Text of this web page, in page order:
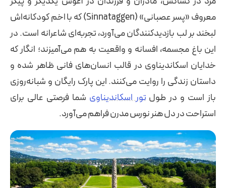
معروف «پسر عصبانی» (Sinnataggen) که با اخم کودکانه‌اش
لبخند بر لب بازدیدکنندگان می‌آورد، تجربه‌ای شاعرانه است. در
این باغ مجسمه، افسانه و واقعیت به هم می‌آمیزند؛ انگار که
خدایان اسکاندیناوی در قالب انسان‌های فانی ظاهر شده و
داستان زندگی را روایت می‌کنند. این پارک رایگان و شبانه‌روزی
باز است و در طول تور اسکاندیناوی شما فرصتی عالی برای
استراحت در دل هنر نورس مدرن فراهم می‌آورد.